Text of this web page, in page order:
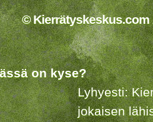
© Kierrätyskeskus.com
on kyse?
Lyhyesti:
jokaisen